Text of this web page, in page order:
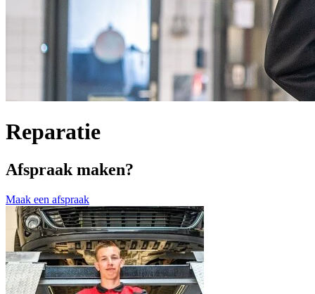
Reparatie
Afspraak maken?
Maak een afspraak